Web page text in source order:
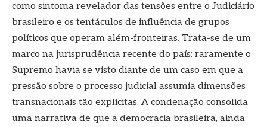
como sintoma revelador das tensões entre o Judiciário
brasileiro e os tentáculos de influência de grupos
políticos que operam além-fronteiras. Trata-se de um
marco na jurisprudência recente do país: raramente o
Supremo havia se visto diante de um caso em que a
pressão sobre o processo judicial assumia dimensões
transnacionais tão explícitas. A condenação consolida
uma narrativa de que a democracia brasileira, ainda